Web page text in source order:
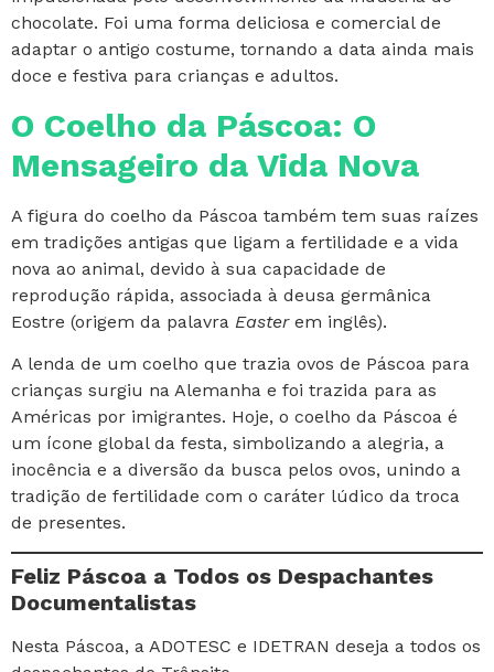
chocolate. Foi uma forma deliciosa e comercial de
adaptar o antigo costume, tornando a data ainda mais
doce e festiva para crianças e adultos.
O Coelho da Páscoa: O
Mensageiro da Vida Nova
A figura do coelho da Páscoa também tem suas raízes
em tradições antigas que ligam a fertilidade e a vida
nova ao animal, devido à sua capacidade de
reprodução rápida, associada à deusa germânica
Eostre (origem da palavra Easterem inglês).
A lenda de um coelho que trazia ovos de Páscoa para
crianças surgiu na Alemanha e foi trazida para as
Américas por imigrantes. Hoje, o coelho da Páscoa é
um ícone global da festa, simbolizando a alegria, a
inocência e a diversão da busca pelos ovos, unindo a
tradição de fertilidade com o caráter lúdico da troca
de presentes.
Feliz Páscoa a Todos os Despachantes
Documentalistas
Nesta Páscoa, a ADOTESC e IDETRAN deseja a todos os